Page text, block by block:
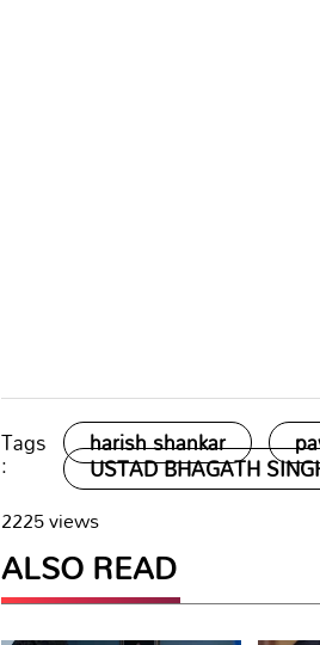
Tags
:
harish shankar
USTAD BHAGATH
2225 views
ALSO READ